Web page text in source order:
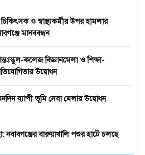
ও স্বাস্থ্যকর্মীর উপর হামলার
মানববন্ধন
কলেজ বিজ্ঞানমেলা ও শিক্ষা-
উদ্বোধন
ব্যাপী ভূমি সেবা মেলার উদ্বোধন
বারুয়াখালি পশুর হাটে চলছে